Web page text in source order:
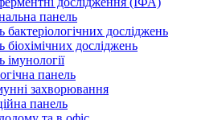
панель
бактеріологічних досліджень
біохімічних досліджень
імунології
панель
захворювання
панель